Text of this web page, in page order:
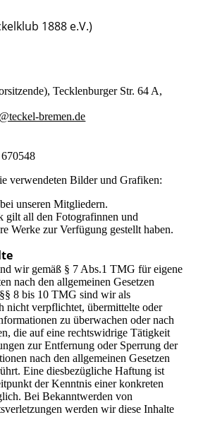
1888 e.V.)
Tecklenburger Str. 64 A,
bremen.de
verwendeten Bilder und Grafiken:
unseren Mitgliedern.
gilt all den Fotografinnen und
Werke zur Verfügung gestellt haben.
wir gemäß § 7 Abs.1 TMG für eigene
nach den allgemeinen Gesetzen
8 bis 10 TMG sind wir als
nicht verpflichtet, übermittelte oder
zu überwachen oder nach
die auf eine rechtswidrige Tätigkeit
zur Entfernung oder Sperrung der
nach den allgemeinen Gesetzen
Eine diesbezügliche Haftung ist
der Kenntnis einer konkreten
Bei Bekanntwerden von
werden wir diese Inhalte